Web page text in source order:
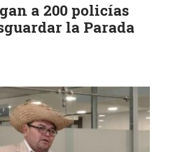
a 200 policías
la Parada